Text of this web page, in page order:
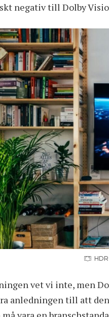
negativ till Dolby
vet vi inte, men
anledningen till att